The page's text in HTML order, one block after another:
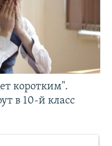
коротким".
в 10-й класс